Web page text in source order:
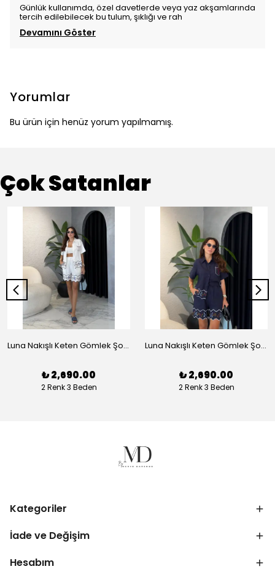
Günlük kullanımda, özel davetlerde veya yaz akşamlarında
tercih edilebilecek bu tulum, şıklığı ve rah
Devamını Göster
Yorumlar
Bu ürün için henüz yorum yapılmamış.
Çok Satanlar
Luna Nakışlı Keten Gömlek Şort Takım - Beyaz
₺ 2,690.00
2 Renk 3 Beden
Luna Nakışlı Keten Gömlek Şort Takım - Lacivert
₺ 2,690.00
2 Renk 3 Beden
Kategoriler
İade ve Değişim
Hesabım